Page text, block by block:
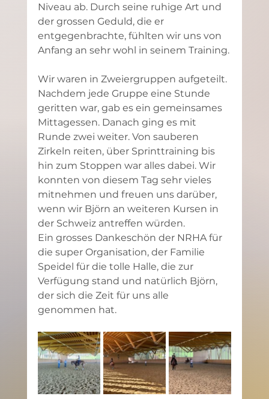
Niveau ab. Durch seine ruhige Art und
der grossen Geduld, die er
entgegenbrachte, fühlten wir uns von
Anfang an sehr wohl in seinem Training.
Wir waren in Zweiergruppen aufgeteilt.
Nachdem jede Gruppe eine Stunde
geritten war, gab es ein gemeinsames
Mittagessen. Danach ging es mit
Runde zwei weiter. Von sauberen
Zirkeln reiten, über Sprinttraining bis
hin zum Stoppen war alles dabei. Wir
konnten von diesem Tag sehr vieles
mitnehmen und freuen uns darüber,
wenn wir Björn an weiteren Kursen in
der Schweiz antreffen würden.
Ein grosses Dankeschön der NRHA für
die super Organisation, der Familie
Speidel für die tolle Halle, die zur
Verfügung stand und natürlich Björn,
der sich die Zeit für uns alle
genommen hat.